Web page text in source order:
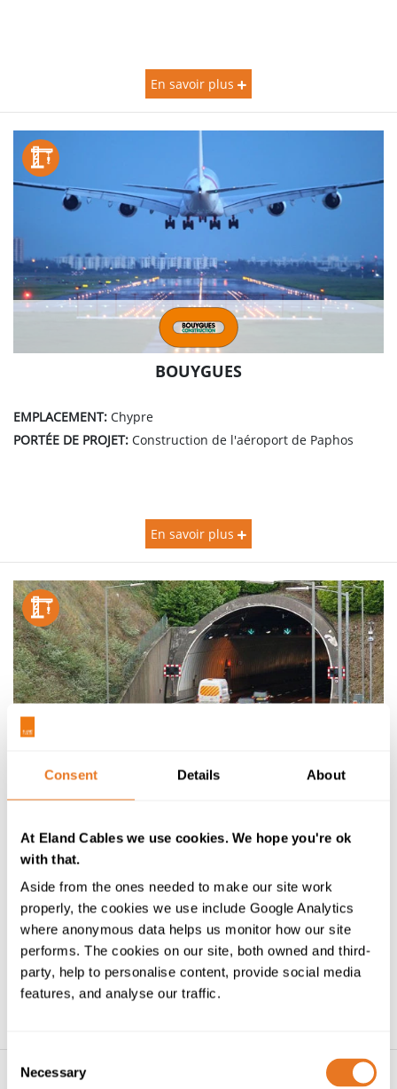
Consent Details About
At Eland Cables we use cookies. We hope you're ok
with that.
Aside from the ones needed to make our site work
properly, the cookies we use include Google Analytics
where anonymous data helps us monitor how our site
performs. The cookies on our site, both owned and third-
party, help to personalise content, provide social media
features, and analyse our traffic.
Selection
Necessary
En savoir plus
BOUYGUES
EMPLACEMENT: Chypre
PORTÉE DE PROJET: Construction de l'aéroport de Paphos
En savoir plus
EMPLACEMENT:
PORTÉE DE PROJET: Installation de caméras de surveillance à
l’intérieur du tunnel de Saltash sur l’A38, dans la région de
Cornouailles.